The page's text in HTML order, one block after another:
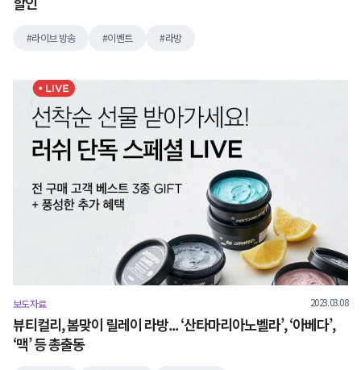
라이브 방송 이벤트 라방
보도자료 2023.03.08
뷰티컬리, 봄맞이 릴레이 라방... ‘산타마리아노벨라’, ‘아베다’,
‘맥’ 등 총출동